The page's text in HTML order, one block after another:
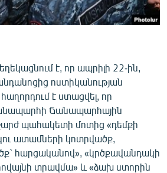
է, որ ապրիլի 22-ին,
ոստիկանության
է ստացվել, որ
Ճանապարհային
պահակետի մոտից «դեմքի
ատամների կոտրվածք,
հարցականով», «կրծքավանդակի
տրավմա» և «ձախ ստորին